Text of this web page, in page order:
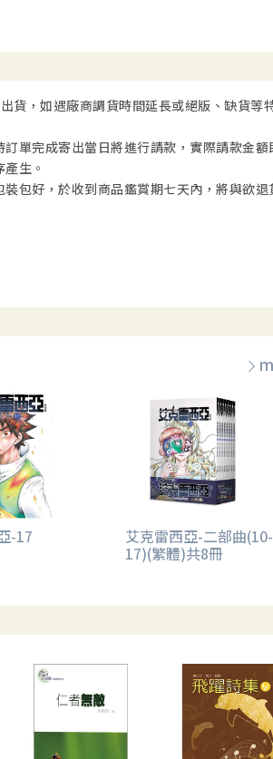
貨，如遇廠商調貨時間延長或絕版、缺貨等
單完成寄出當日將進行請款，實際請款金額
生。
包好，於收到商品鑑賞期七天內，將與欲退
-17 艾克雷西亞-二部曲(10-
17)(繁體)共8冊